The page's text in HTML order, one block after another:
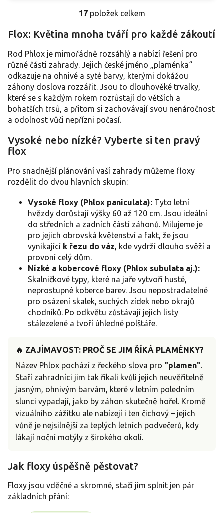
O
l
d
a
c
í
p
r
v
k
v
i
s
u
17položek celkem
Flox: Květina mnoha tváří pro každé zákoutí
Rod Phlox je mimořádně rozsáhlý a nabízí řešení pro
různé části zahrady. Jejich české jméno „plaménka“
odkazuje na ohnivé a syté barvy, kterými dokážou
záhony doslova rozzářit. Jsou to dlouhověké trvalky,
které se s každým rokem rozrůstají do větších a
bohatších trsů, a přitom si zachovávají svou nenáročnost
a odolnost vůči nepřízni počasí.
Vysoké nebo nízké? Vyberte si ten pravý
flox
Pro snadnější plánování vaší zahrady můžeme floxy
rozdělit do dvou hlavních skupin:
Vysoké floxy (Phlox paniculata): Tyto letní
hvězdy dorůstají výšky 60 až 120 cm. Jsou ideální
do středních a zadních částí záhonů. Milujeme je
pro jejich obrovská květenství a fakt, že jsou
vynikající k řezu do váz, kde vydrží dlouho svěží a
provoní celý dům.
Nízké a kobercové floxy (Phlox subulata aj.):
Skalničkové typy, které na jaře vytvoří husté,
neprostupné koberce barev. Jsou nepostradatelné
pro osázení skalek, suchých zídek nebo okrajů
chodníků. Po odkvětu zůstávají jejich listy
stálezelené a tvoří úhledné polštáře.
🔥 ZAJÍMAVOST: PROČ SE JIM ŘÍKÁ PLAMÉNKY?
Název Phlox pochází z řeckého slova pro "plamen".
Staří zahradníci jim tak říkali kvůli jejich neuvěřitelně
jasným, ohnivým barvám, které v letním poledním
slunci vypadají, jako by záhon skutečně hořel. Kromě
vizuálního zážitku ale nabízejí i ten čichový – jejich
vůně je nejsilnější za teplých letních podvečerů, kdy
lákají noční motýly z širokého okolí.
Jak floxy úspěšně pěstovat?
Floxy jsou vděčné a skromné, stačí jim splnit jen pár
základních přání: